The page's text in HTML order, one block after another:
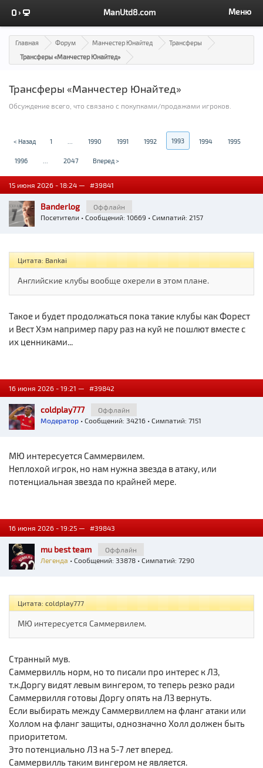
ManUtd8.com Меню
Главная Форум Манчестер Юнайтед
Трансферы
Трансферы «Манчестер Юнайтед»
Трансферы «Манчестер Юнайтед»
Обсуждение всего, что связано с покупками/продажами игроков.
< Назад 1 1990 1991 1992 1993 1994 1995
1996 2047 Вперед >
15 июня 2026 - 18:24 — #39841
Banderlog
Оффлайн
Посетители • Сообщений: 10669 • Симпатий: 2157
Цитата: Bankai
Английские клубы вообще охерели в этом плане.
Такое и будет продолжаться пока такие клубы как Форест
и Вест Хэм например пару раз на куй не пошлют вместе с
их ценниками...
16 июня 2026 - 19:21 — #39842
coldplay777
Оффлайн
Модератор • Сообщений: 34216 • Симпатий: 7151
МЮ интересуется Саммервилем.
Неплохой игрок, но нам нужна звезда в атаку, или
потенциальная звезда по крайней мере.
16 июня 2026 - 19:25 — #39843
mu best team
Оффлайн
Легенда • Сообщений: 33878 • Симпатий: 7290
Цитата: coldplay777
МЮ интересуется Саммервилем.
Странный мув.
Саммервилль норм, но то писали про интерес к ЛЗ,
т.к.Доргу видят левым вингером, то теперь резко ради
Саммервилля готовы Доргу опять на ЛЗ вернуть.
Если выбирать между Саммервиллем на фланг атаки или
Холлом на фланг защиты, однозначно Холл должен быть
приоритетом.
Это потенциально ЛЗ на 5-7 лет вперед.
Саммервилль таким вингером не является.